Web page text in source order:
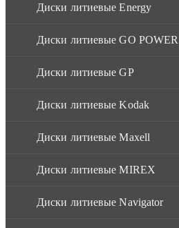
Диски литиевые Energy
Диски литиевые GO POWER
Диски литиевые GP
Диски литиевые Kodak
Диски литиевые Maxell
Диски литиевые MIREX
Диски литиевые Navigator